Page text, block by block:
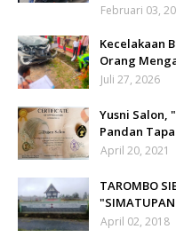
Februari 03,
Kecelakaan
Orang
Juli 27, 2026
Yusni Salon,
Pandan
April 20, 2021
TAROMBO
April 02, 2018